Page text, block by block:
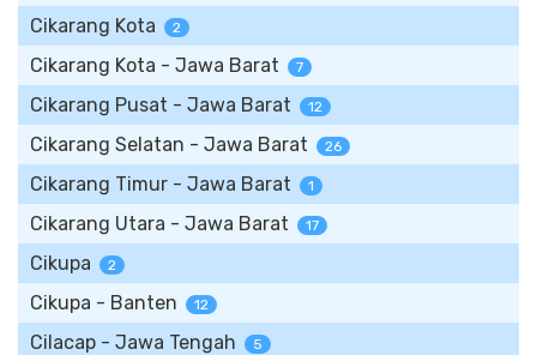
Cikarang Kota 2
Cikarang Kota - Jawa Barat 7
Cikarang Pusat - Jawa Barat 12
Cikarang Selatan - Jawa Barat 26
Cikarang Timur - Jawa Barat 1
Cikarang Utara - Jawa Barat 17
Cikupa 2
Cikupa - Banten 12
Cilacap - Jawa Tengah 5